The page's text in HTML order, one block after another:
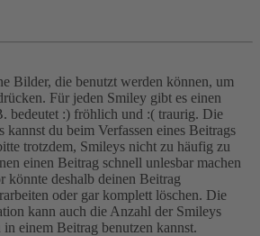
Bilder, die benutzt werden können, um
Für jeden Smiley gibt es einen
bedeutet :) fröhlich und :( traurig. Die
kannst du beim Verfassen eines Beitrags
trotzdem, Smileys nicht zu häufig zu
einen Beitrag schnell unlesbar machen
könnte deshalb deinen Beitrag
oder gar komplett löschen. Die
kann auch die Anzahl der Smileys
in einem Beitrag benutzen kannst.